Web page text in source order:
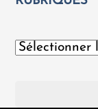
Archives